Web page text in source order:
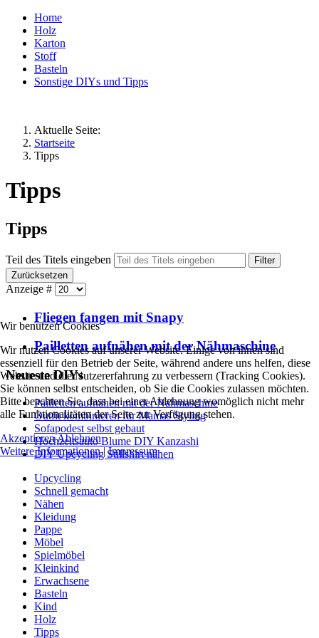
Home
Holz
Karton
Stoff
Basteln
Sonstige DIYs und Tipps
Aktuelle Seite:
Startseite
Tipps
Tipps
Tipps
Teil des Titels eingeben
Filter
Zurücksetzen
Anzeige #
Fliegen fangen mit Snapy
Pailletten aufnähen mit der Nähmaschine
Neueste DIYs
Pailletten aufnähen mit der Nähmaschine
Outfit kombinieren für Mamas Styling
Sofapodest selbst gebaut
Hochzeitsauto Blume DIY Kanzashi
DIY Upcycling Stillshirt nähen
Upcycling
Schnell gemacht
Nähen
Kleidung
Pappe
Möbel
Spielmöbel
Kleinkind
Erwachsene
Basteln
Kind
Holz
Tipps
Wir benutzen Cookies
Wir nutzen Cookies auf unserer Website. Einige von ihnen sind
essenziell für den Betrieb der Seite, während andere uns helfen, diese
Website und die Nutzererfahrung zu verbessern (Tracking Cookies).
Sie können selbst entscheiden, ob Sie die Cookies zulassen möchten.
Bitte beachten Sie, dass bei einer Ablehnung womöglich nicht mehr
alle Funktionalitäten der Seite zur Verfügung stehen.
AkzeptierenAblehnen
Weitere Informationen|Impressum